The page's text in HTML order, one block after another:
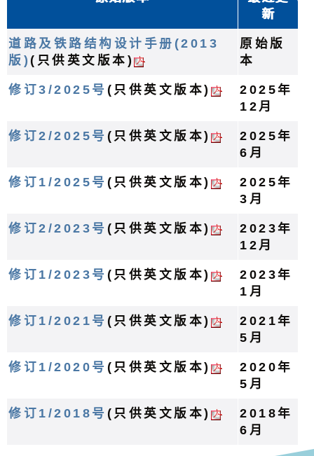
新
道路及铁路结构设计手册(2013
版) (只供英文版本)
原始版
本
修订3/2025号 (只供英文版本)
2025年
12月
修订2/2025号 (只供英文版本)
2025年
6月
修订1/2025号 (只供英文版本)
2025年
3月
修订2/2023号 (只供英文版本)
2023年
12月
修订1/2023号 (只供英文版本)
2023年
1月
修订1/2021号 (只供英文版本)
2021年
5月
修订1/2020号 (只供英文版本)
2020年
5月
修订1/2018号 (只供英文版本)
2018年
6月